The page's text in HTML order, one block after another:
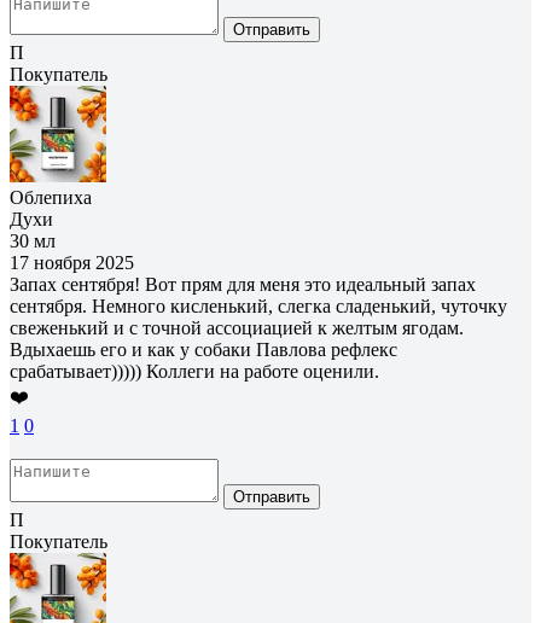
Отправить
П
Покупатель
Облепиха
Духи
30 мл
17 ноября 2025
Запах сентября! Вот прям для меня это идеальный запах
сентября. Немного кисленький, слегка сладенький, чуточку
свеженький и с точной ассоциацией к желтым ягодам.
Вдыхаешь его и как у собаки Павлова рефлекс
срабатывает))))) Коллеги на работе оценили.
❤️
1 0
Отправить
П
Покупатель